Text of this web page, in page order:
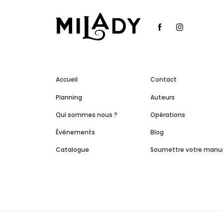
Accueil
Planning
Qui sommes nous ?
Événements
Catalogue
Contact
Auteurs
Opérations
Blog
Soumettre votre